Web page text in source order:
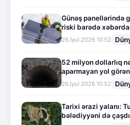
Günəş panellərində
riski barədə
26.İyul.2026 10:52
52 milyon dollarlıq
aparmayan yol
26.İyul.2026 10:52
Tarixi ərazi yalanı:
bələdiyyəni də